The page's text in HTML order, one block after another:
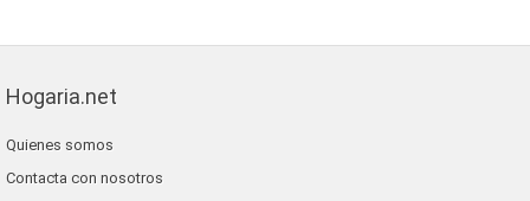
Hogaria.net
Quienes somos
Contacta con nosotros